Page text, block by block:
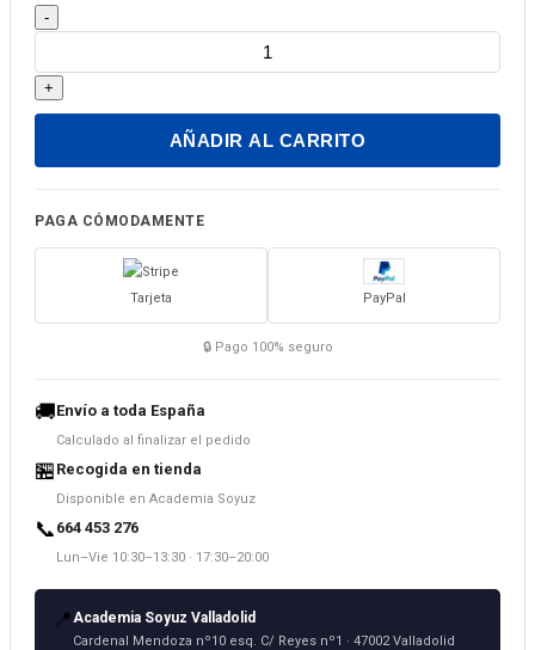
Libro
aprender
ruso.
rusa:
práctico.
Libro
-
+
AÑADIR AL CARRITO
PAGA CÓMODAMENTE
Tarjeta PayPal
🔒 Pago 100% seguro
🚚Envío a toda España
Calculado al finalizar el pedido
🏪 Recogida en tienda
Disponible en Academia Soyuz
📞 664 453 276
Lun–Vie 10:30–13:30 · 17:30–20:00
📍 Academia Soyuz Valladolid
Cardenal Mendoza nº10 esq. C/ Reyes nº1 · 47002 Valladolid